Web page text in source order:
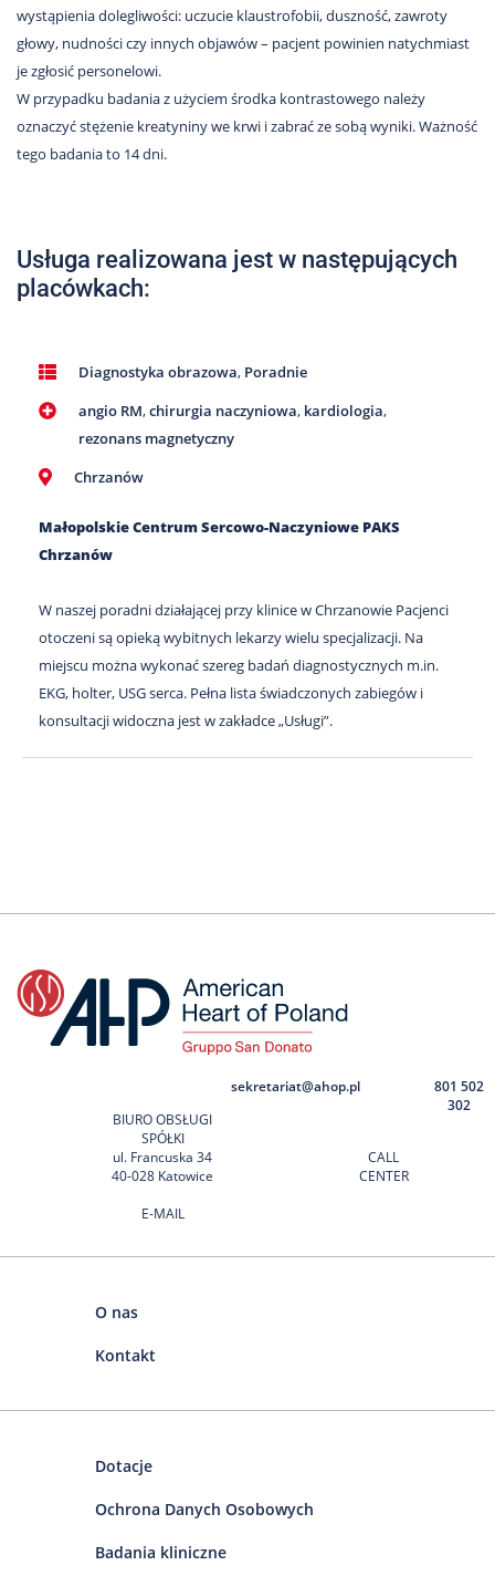
wystąpienia dolegliwości: uczucie klaustrofobii, duszność, zawroty
głowy, nudności czy innych objawów – pacjent powinien natychmiast
je zgłosić personelowi.
W przypadku badania z użyciem środka kontrastowego należy
oznaczyć stężenie kreatyniny we krwi i zabrać ze sobą wyniki. Ważność
tego badania to 14 dni.
Usługa realizowana jest w następujących
placówkach:
Diagnostyka obrazowa, Poradnie
angio RM,chirurgia naczyniowa, kardiologia,
rezonans magnetyczny
Chrzanów
Małopolskie Centrum Sercowo-Naczyniowe PAKS
Chrzanów
W naszej poradni działającej przy klinice w Chrzanowie Pacjenci
otoczeni są opieką wybitnych lekarzy wielu specjalizacji. Na
miejscu można wykonać szereg badań diagnostycznych m.in.
EKG, holter, USG serca. Pełna lista świadczonych zabiegów i
konsultacji widoczna jest w zakładce „Usługi”.
BIURO OBSŁUGI
SPÓŁKI
ul. Francuska 34
40-028 Katowice
E-MAIL
sekretariat@ahop.pl
CALL
CENTER
801 502
302
O nas
Kontakt
Dotacje
Ochrona Danych Osobowych
Badania kliniczne